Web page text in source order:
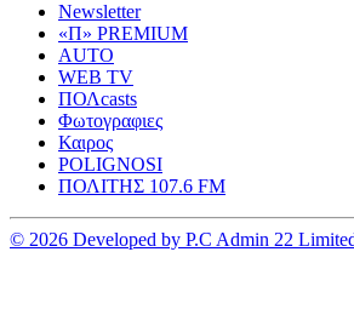
Newsletter
«Π» PREMIUM
AUTO
WEB TV
ΠΟΛcasts
Φωτογραφιες
Καιρος
POLIGNOSI
ΠΟΛΙΤΗΣ 107.6 FM
© 2026 Developed by P.C Admin 22